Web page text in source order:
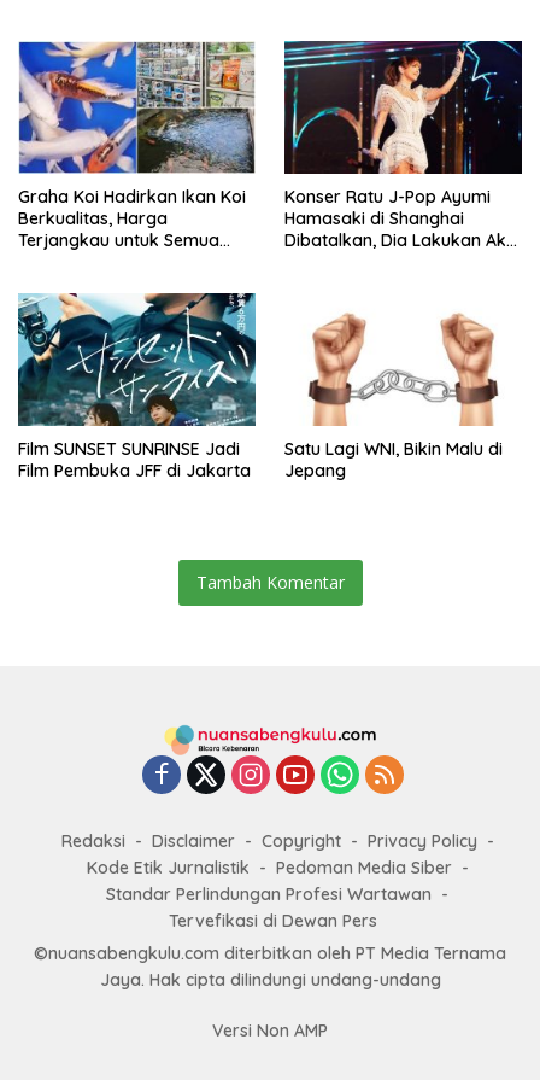
Graha Koi Hadirkan Ikan Koi
Berkualitas, Harga
Terjangkau untuk Semua
Konser Ratu J-Pop Ayumi
Hamasaki di Shanghai
Dibatalkan, Dia Lakukan Aksi
Film SUNSET SUNRINSE Jadi
Film Pembuka JFF di Jakarta
Satu Lagi WNI, Bikin Malu di
Jepang
Tambah Komentar
Redaksi Disclaimer Copyright
Privacy Policy
Kode Etik Jurnalistik
Pedoman Media Siber
Standar Perlindungan Profesi Wartawan
Tervefikasi di Dewan Pers
©nuansabengkulu.com diterbitkan oleh PT Media Ternama
Jaya. Hak cipta dilindungi undang-undang
Versi Non AMP